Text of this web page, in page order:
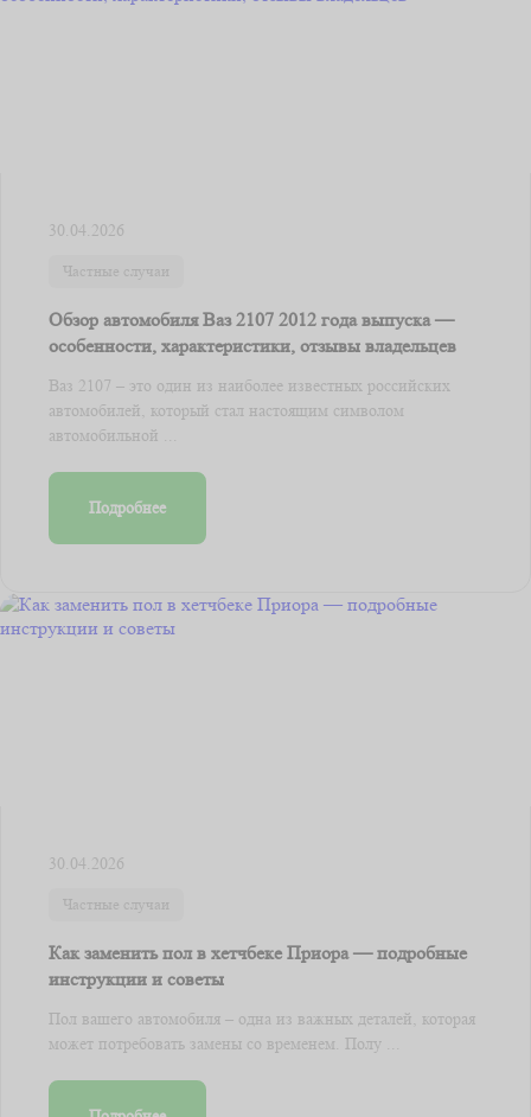
30.04.2026
Частные случаи
Обзор автомобиля Ваз 2107 2012 года выпуска —
особенности, характеристики, отзывы владельцев
Ваз 2107 – это один из наиболее известных российских
автомобилей, который стал настоящим символом
автомобильной ...
Подробнее
30.04.2026
Частные случаи
Как заменить пол в хетчбеке Приора — подробные
инструкции и советы
Пол вашего автомобиля – одна из важных деталей, которая
может потребовать замены со временем. Полу ...